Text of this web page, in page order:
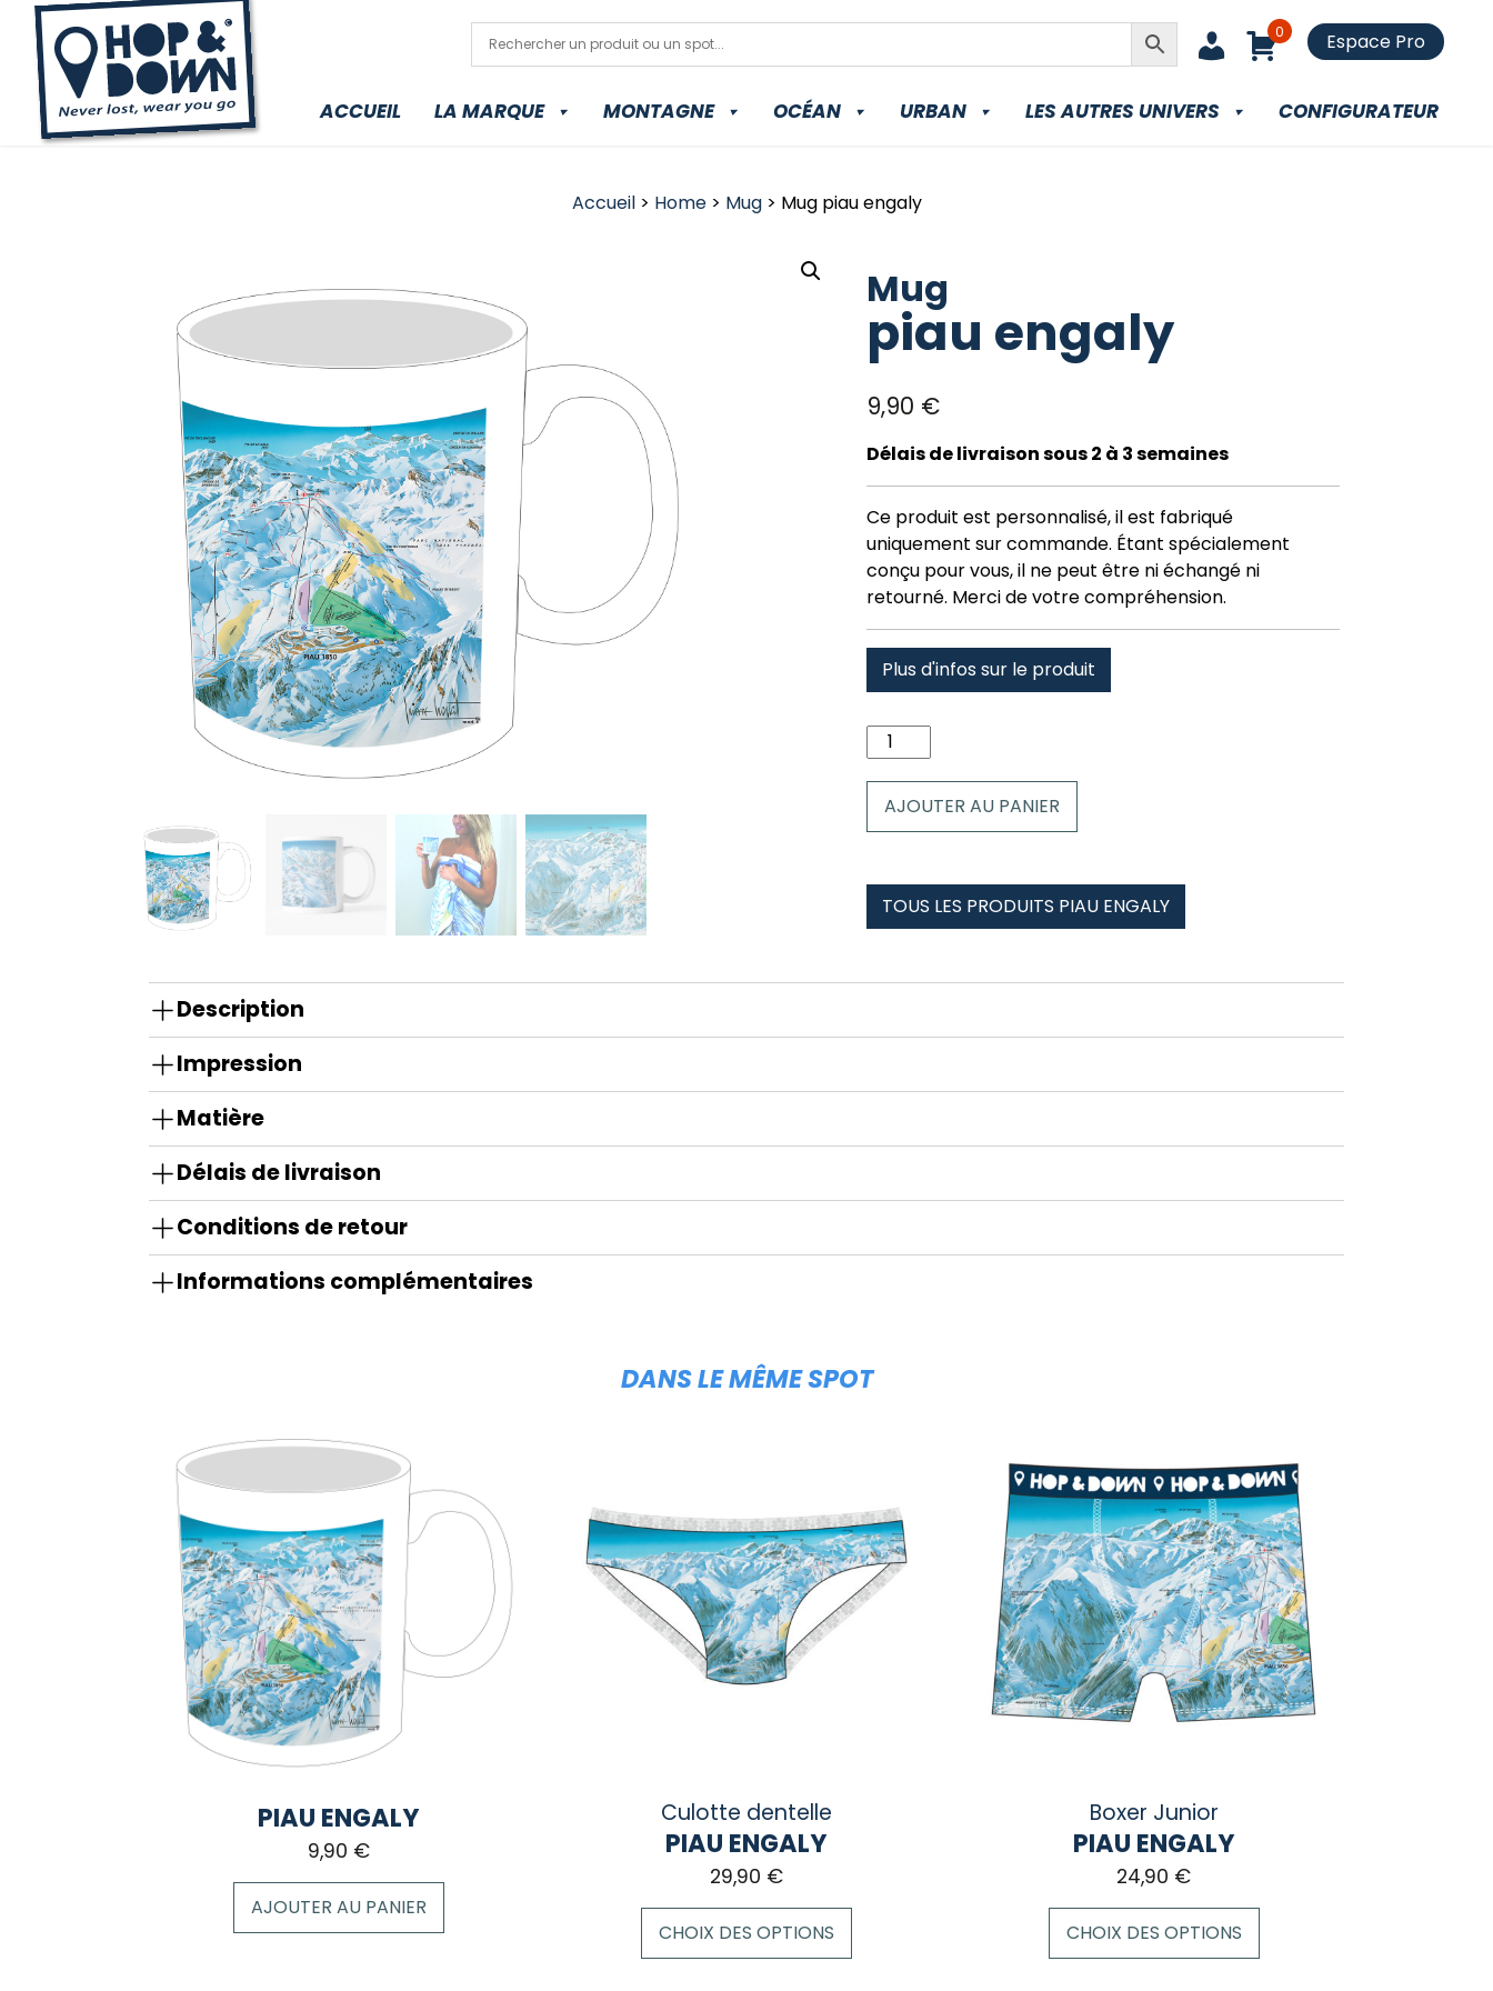
0 Espace Pro
ACCUEIL LA MARQUE MONTAGNE OCÉAN URBAN LES AUTRES UNIVERS CONFIGURATEUR
Accueil> Home> Mug> Mug piau engaly
Mug
piau engaly
9,90 €
Délais de livraison sous 2 à 3 semaines
Ce produit est personnalisé, il est fabriqué
uniquement sur commande. Étant spécialement
conçu pour vous, il ne peut être ni échangé ni
retourné. Merci de votre compréhension.
Plus d'infos sur le produit
quantité
de
piau
AJOUTER AU PANIER
TOUS LES PRODUITS PIAU ENGALY
Description
Impression
Matière
Délais de livraison
Conditions de retour
Informations complémentaires
DANS LE MÊME SPOT
PIAU ENGALY
9,90 €
AJOUTER AU PANIER
Culotte dentelle
PIAU ENGALY
29,90 €
CHOIX DES OPTIONS
Boxer Junior
PIAU ENGALY
24,90 €
CHOIX DES OPTIONS